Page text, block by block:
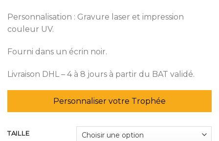
Personnalisation : Gravure laser et impression
couleur UV.
Fourni dans un écrin noir.
Livraison DHL – 4 à 8 jours à partir du BAT validé.
Personnaliser votre Trophée
TAILLE